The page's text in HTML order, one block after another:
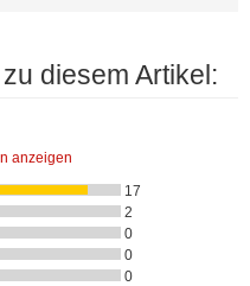
diesem Artikel:
anzeigen
17
2
0
0
0